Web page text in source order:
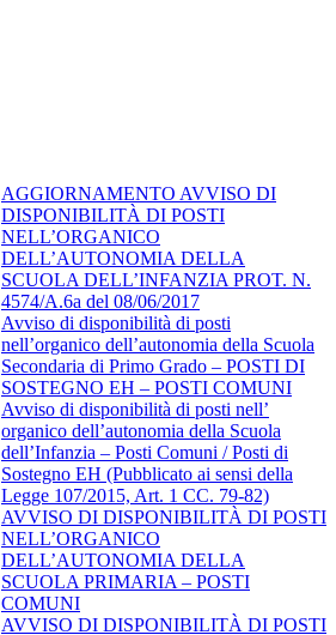
AGGIORNAMENTO AVVISO DI
DISPONIBILITÀ DI POSTI
NELL’ORGANICO
DELL’AUTONOMIA DELLA
SCUOLA DELL’INFANZIA PROT. N.
4574/A.6a del 08/06/2017
Avviso di disponibilità di posti
nell’organico dell’autonomia della Scuola
Secondaria di Primo Grado – POSTI DI
SOSTEGNO EH – POSTI COMUNI
Avviso di disponibilità di posti nell’
organico dell’autonomia della Scuola
dell’Infanzia – Posti Comuni / Posti di
Sostegno EH (Pubblicato ai sensi della
Legge 107/2015, Art. 1 CC. 79-82)
AVVISO DI DISPONIBILITÀ DI POSTI
NELL’ORGANICO
DELL’AUTONOMIA DELLA
SCUOLA PRIMARIA – POSTI
COMUNI
AVVISO DI DISPONIBILITÀ DI POSTI